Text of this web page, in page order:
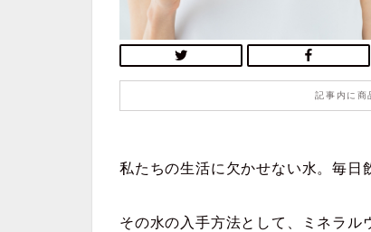
記事内に商
私たちの生活に欠かせない水。毎日
その水の入手方法として、ミネラル